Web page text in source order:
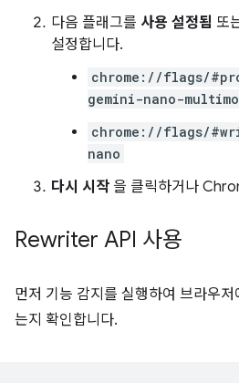
다음 플래그를 사용 설정됨 또
설정합니다.
chrome://flags/
gemini-nano-
chrome://flags/
nano
다시 시작 을 클릭하거나
Rewriter API 사용
먼저 기능 감지를 실행하여 브라우
는지 확인합니다.